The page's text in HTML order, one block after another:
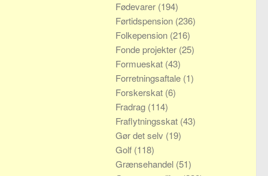
Fødevarer (194)
Førtidspension (236)
Folkepension (216)
Fonde projekter (25)
Formueskat (43)
Forretningsaftale (1)
Forskerskat (6)
Fradrag (114)
Fraflytningsskat (43)
Gør det selv (19)
Golf (118)
Grænsehandel (51)